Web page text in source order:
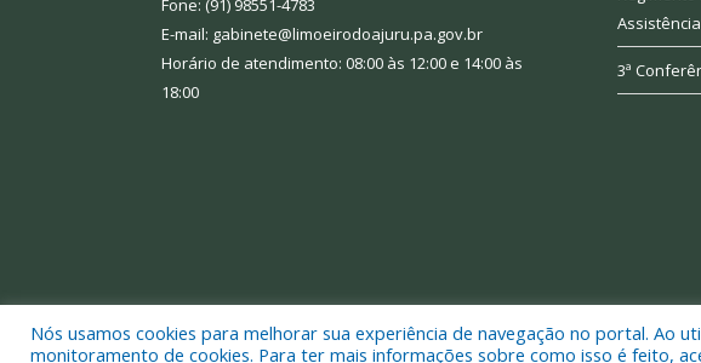
Fone: (91) 98551-4783
E-mail: gabinete@limoeirodoajuru.pa.gov.br
Horário de atendimento: 08:00 às 12:00 e 14:00 às
18:00
3ª
Todos os direitos reservados a Prefeitura Municipal de Limoeiro do
Nós usamos cookies para melhorar sua experiência de navegação no portal. Ao
monitoramento de cookies. Para ter mais informações sobre como isso é feito,